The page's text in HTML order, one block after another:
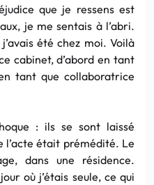
que je ressens est
je me sentais à l’abri.
été chez moi. Voilà
cabinet, d’abord en tant
tant que collaboratrice
: ils se sont laissé
l’acte était prémédité. Le
dans une résidence.
où j’étais seule, ce qui